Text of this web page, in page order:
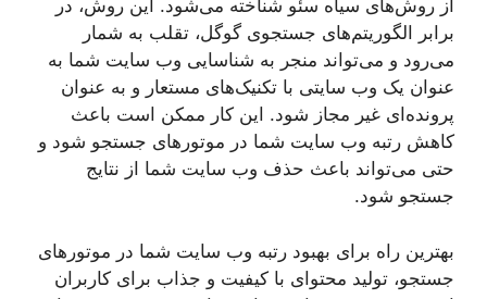
از روش‌های سیاه سئو شناخته می‌شود. این روش، در
برابر الگوریتم‌های جستجوی گوگل، تقلب به شمار
می‌رود و می‌تواند منجر به شناسایی وب سایت شما به
عنوان یک وب سایتی با تکنیک‌های مستعار و به عنوان
پرونده‌ای غیر مجاز شود. این کار ممکن است باعث
کاهش رتبه وب سایت شما در موتورهای جستجو شود و
حتی می‌تواند باعث حذف وب سایت شما از نتایج
جستجو شود.
بهترین راه برای بهبود رتبه وب سایت شما در موتورهای
جستجو، تولید محتوای با کیفیت و جذاب برای کاربران